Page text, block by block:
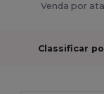
Venda por
Classificar